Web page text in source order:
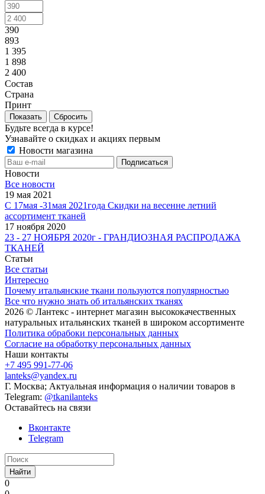
390
893
1 395
1 898
2 400
Состав
Страна
Принт
Сбросить
Будьте всегда в курсе!
Узнавайте о скидках и акциях первым
Новости магазина
Новости
Все новости
19 мая 2021
С 17мая -31мая 2021года Скидки на весенне летний
ассортимент тканей
17 ноября 2020
23 - 27 НОЯБРЯ 2020г - ГРАНДИОЗНАЯ РАСПРОДАЖА
ТКАНЕЙ
Статьи
Все статьи
Интересно
Почему итальянские ткани пользуются популярностью
Все что нужно знать об итальянских тканях
2026 © Лантекс - интернет магазин высококачественных
натуральных итальянских тканей в широком ассортименте
Политика обрабоки персональных данных
Согласие на обработку персональных данных
Наши контакты
+7 495 991-77-06
lanteks@yandex.ru
Г. Москва; Актуальная информация о наличии товаров в
Telegram: @tkanilanteks
Оставайтесь на связи
Вконтакте
Telegram
Найти
0